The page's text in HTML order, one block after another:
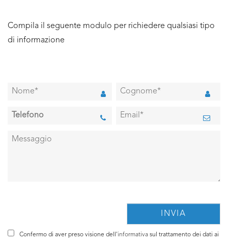
Compila il seguente modulo per richiedere qualsiasi tipo
di informazione
Confermo di aver preso visione dell'informativa sul trattamento dei dati ai